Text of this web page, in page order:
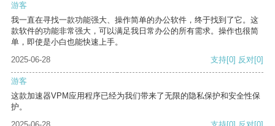
游客
我一直在寻找一款功能强大、操作简单的办公软件，终于找到了它。这
款软件的功能非常强大，可以满足我日常办公的所有需求。操作也很简
单，即使是小白也能快速上手。
2025-06-28
支持[0] 反对[0]
游客
这款加速器VPM应用程序已经为我们带来了无限的隐私保护和安全性保
护。